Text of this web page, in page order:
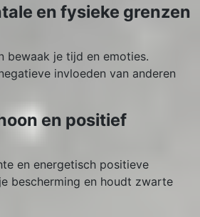
en fysieke grenzen
bewaak je tijd en emoties.
invloeden van anderen
en positief
en energetisch positieve
bescherming en houdt zwarte